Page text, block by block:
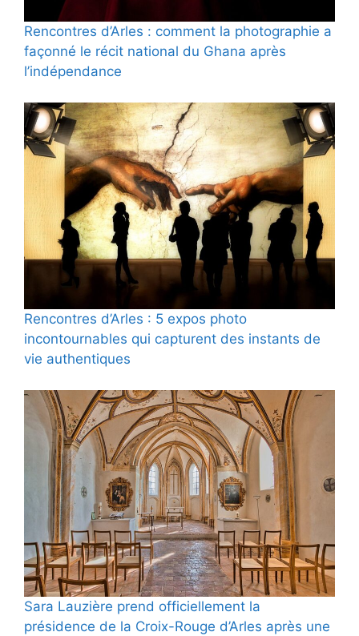
Rencontres d’Arles : comment la photographie a
façonné le récit national du Ghana après
l’indépendance
Rencontres d’Arles : 5 expos photo
incontournables qui capturent des instants de
vie authentiques
Sara Lauzière prend officiellement la
présidence de la Croix-Rouge d’Arles après une